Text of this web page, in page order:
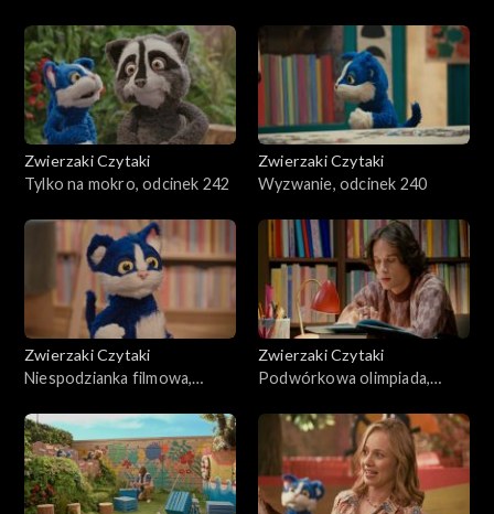
Zwierzaki Czytaki
Tylko na mokro, odcinek 242
Zwierzaki Czytaki
Wyzwanie, odcinek 240
Zwierzaki Czytaki
Niespodzianka filmowa,
Zwierzaki Czytaki
Podwórkowa olimpiada,